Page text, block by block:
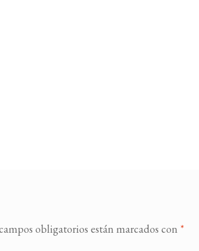
obligatorios están marcados con *